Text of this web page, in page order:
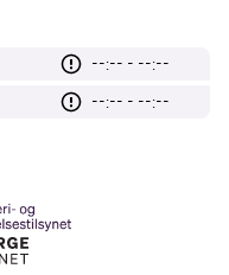
--:-- - --:--
--:-- - --:--